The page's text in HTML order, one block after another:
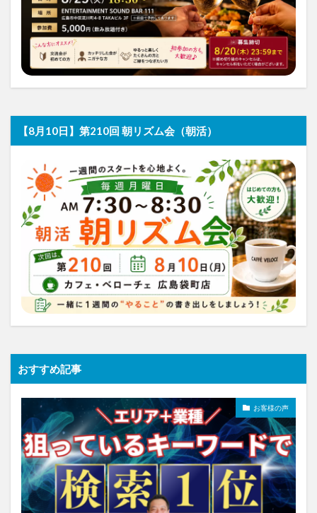
【8月10日】第210回 朝リズム会（朝活）
おすすめ記事
お客様の声